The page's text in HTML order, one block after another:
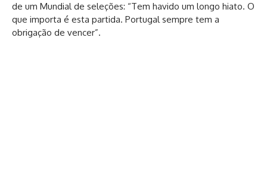
de um Mundial de seleções: “Tem havido um longo hiato. O
que importa é esta partida. Portugal sempre tem a
obrigação de vencer”.